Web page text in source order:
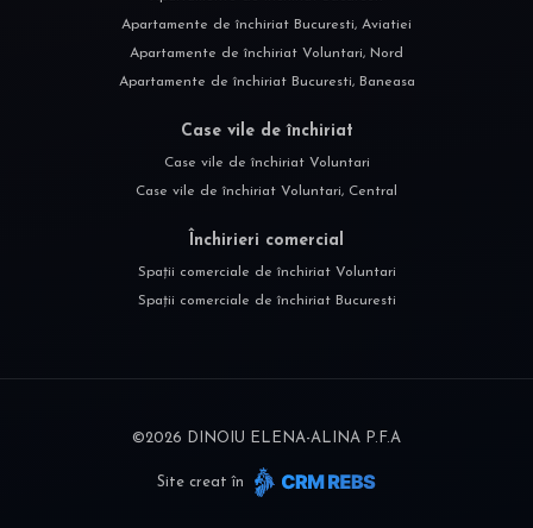
Apartamente de închiriat Bucuresti, Aviatiei
Apartamente de închiriat Voluntari, Nord
Apartamente de închiriat Bucuresti, Baneasa
Case vile de închiriat
Case vile de închiriat Voluntari
Case vile de închiriat Voluntari, Central
Închirieri comercial
Spații comerciale de închiriat Voluntari
Spații comerciale de închiriat Bucuresti
©2026 DINOIU ELENA-ALINA P.F.A
Site creat în